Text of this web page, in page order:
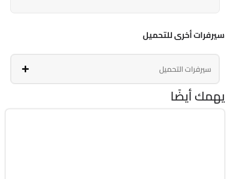
سيرفرات أخرى للتحميل
سيرفرات التحميل
يهمك أيضًا